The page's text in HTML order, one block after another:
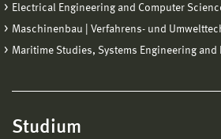
Electrical Engineering and Computer
Maschinenbau | Verfahrens- und
Maritime Studies, Systems Engineering and
Studium